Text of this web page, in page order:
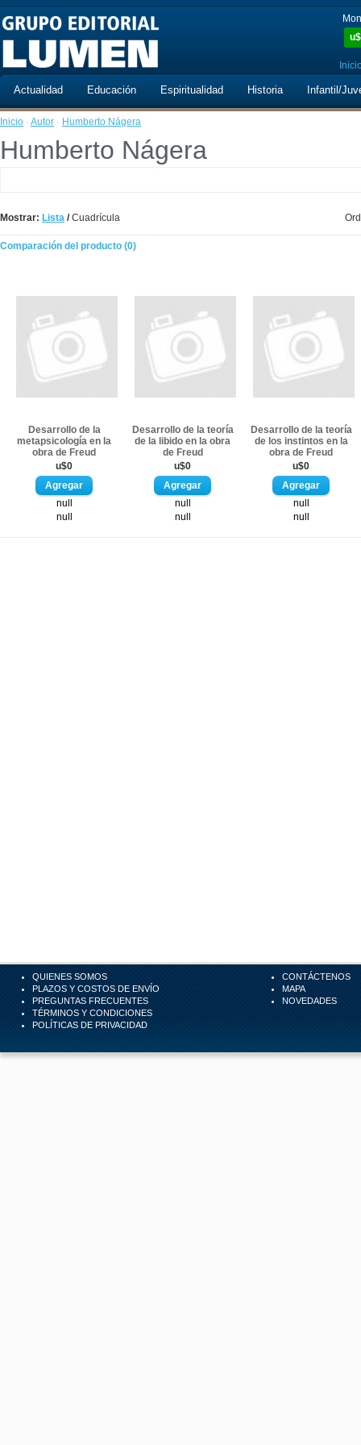
u$
Actualidad Educación Espiritualidad Historia Infantil/
Inicio · Autor · Humberto Nágera
Humberto Nágera
Mostrar: Lista /Cuadrícula
Comparación del producto (0)
Desarrollo de la
metapsicología en la
obra de Freud
u$0
null
null
Desarrollo de la teoría
de la libido en la obra
de Freud
u$0
null
null
Desarrollo de la teoría
de los instintos en la
obra de Freud
u$0
null
null
QUIENES SOMOS
PLAZOS Y COSTOS DE ENVÍO
PREGUNTAS FRECUENTES
TÉRMINOS Y CONDICIONES
POLÍTICAS DE PRIVACIDAD
CONTÁCTENOS
MAPA
NOVEDADES